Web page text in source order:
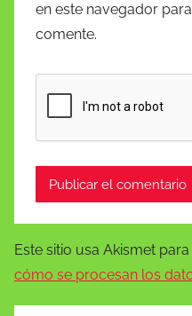
en este navegador
comente.
Este sitio usa Akismet
cómo se procesan los